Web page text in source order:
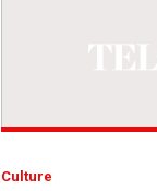
Culture